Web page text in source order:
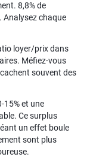
8,8% de
chaque
loyer/prix dans
Méfiez-vous
souvent des
15% et une
Ce surplus
un effet boule
sont plus